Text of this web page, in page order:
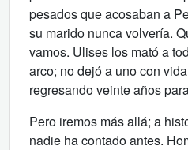
pesados que acosaban a
su marido nunca volvería.
vamos. Ulises los mató a
arco; no dejó a uno con
regresando veinte años
Pero iremos más allá; a
nadie ha contado antes.